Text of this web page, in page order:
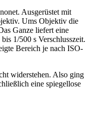
Ausgerüstet mit
Ums Objektiv die
Ganze liefert eine
1/500 s Verschlusszeit.
Bereich je nach ISO-
widerstehen. Also ging
eine spiegellose